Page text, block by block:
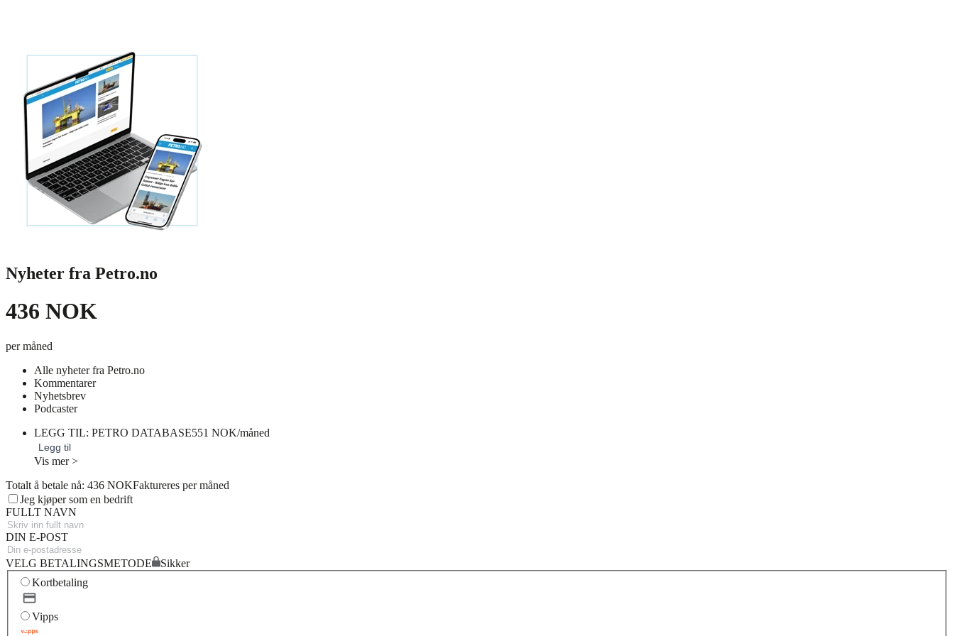
Nyheter fra Petro.no
436 NOK
per måned
Alle nyheter fra Petro.no
Kommentarer
Nyhetsbrev
Podcaster
LEGG TIL: PETRO DATABASE551 NOK/måned
Legg til
Vis mer >
Totalt å betale nå: 436 NOKFaktureres per måned
Jeg kjøper som en bedrift
FULLT NAVN
DIN E-POST
VELG BETALINGSMETODE
Sikker
Kortbetaling
Vipps